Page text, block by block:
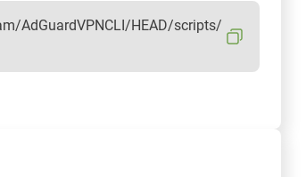
AdGuardVPNCLI/HEAD/scripts/